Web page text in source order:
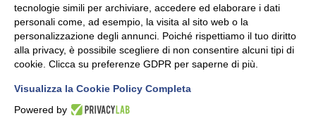
è una divisione Sistemi Tre s.r.l. – P.IVA 01764450043 –
tecnologie simili per archiviare, accedere ed elaborare i dati
personali come, ad esempio, la visita al sito web o la
personalizzazione degli annunci. Poiché rispettiamo il tuo diritto
alla privacy, è possibile scegliere di non consentire alcuni tipi di
cookie. Clicca su preferenze GDPR per saperne di più.
Visualizza la Cookie Policy Completa
Powered by